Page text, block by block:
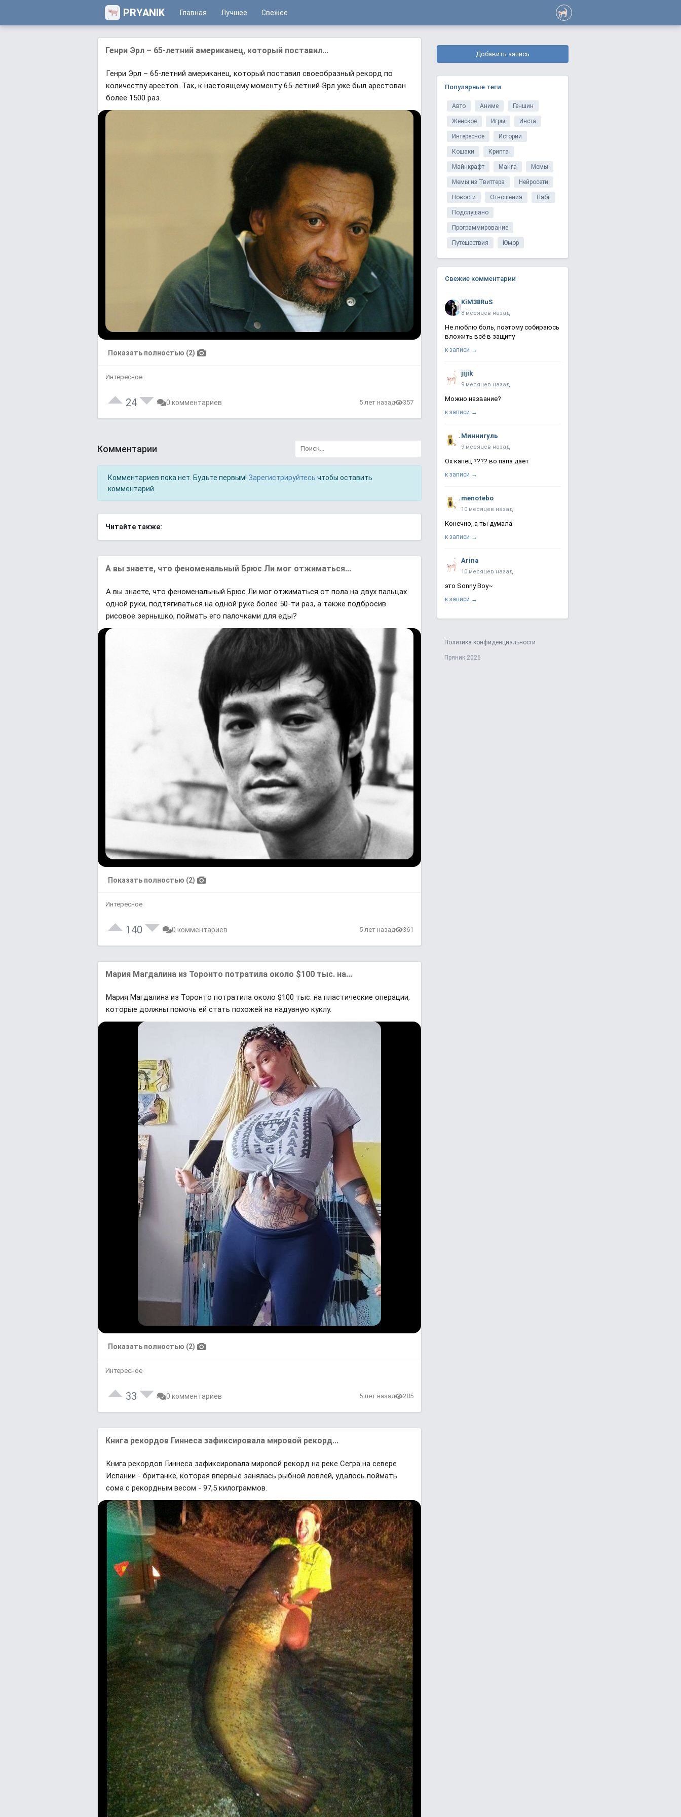
PRYANIK Главная Лучшее Свежее
Генри Эрл – 65-летний американец, который поставил...
Генри Эрл – 65-летний американец, который поставил своеобразный рекорд по
количеству арестов. Так, к настоящему моменту 65-летний Эрл уже был арестован
более 1500 раз.
Показать полностью (2)
Интересное
24 0 комментариев 5 лет назад 357
Комментарии
Комментариев пока нет. Будьте первым! Зарегистрируйтесь чтобы оставить
комментарий.
Читайте также:
А вы знаете, что феноменальный Брюс Ли мог отжиматься...
А вы знаете, что феноменальный Брюс Ли мог отжиматься от пола на двух пальцах
одной руки, подтягиваться на одной руке более 50-ти раз, а также подбросив
рисовое зернышко, поймать его палочками для еды?
Показать полностью (2)
Интересное
140 0 комментариев 5 лет назад 361
Мария Магдалина из Торонто потратила около $100 тыс. на...
Мария Магдалина из Торонто потратила около $100 тыс. на пластические операции,
которые должны помочь ей стать похожей на надувную куклу.
Показать полностью (2)
Интересное
33 0 комментариев 5 лет назад 285
Книга рекордов Гиннеса зафиксировала мировой рекорд...
Книга рекордов Гиннеса зафиксировала мировой рекорд на реке Сегра на севере
Испании - британке, которая впервые занялась рыбной ловлей, удалось поймать
сома с рекордным весом - 97,5 килограммов.
Добавить запись
Популярные теги
Авто Аниме Геншин
Женское Игры Инста
Интересное Истории
Кошаки Крипта
Майнкрафт Манга Мемы
Мемы из Твиттера Нейросети
Новости Отношения Пабг
Подслушано
Программирование
Путешествия Юмор
Свежие комментарии
KiM38RuS
8 месяцев назад
Не люблю боль, поэтому собираюсь
вложить всё в защиту
к записи →
jijik
9 месяцев назад
Можно название?
к записи →
Миннигуль
9 месяцев назад
Ох капец ???? во папа дает
к записи →
menotebo
10 месяцев назад
Конечно, а ты думала
к записи →
Arina
10 месяцев назад
это Sonny Boy~
к записи →
Политика конфиденциальности
Пряник 2026